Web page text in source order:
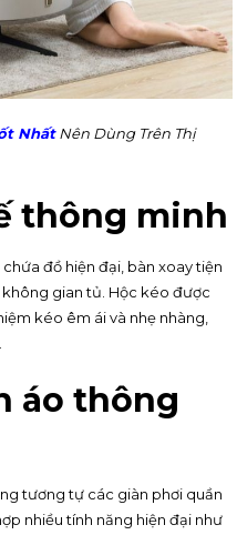
NhấtNên Dùng Trên Thị
thông minh
đồ hiện đại, bàn xoay tiện
gian tủ. Hộc kéo được
kéo êm ái và nhẹ nhàng,
áo thông
tương tự các giàn phơi quần
nhiều tính năng hiện đại như